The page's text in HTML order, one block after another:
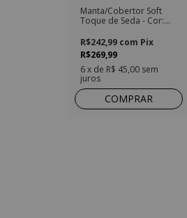
Manta/Cobertor Soft
Toque de Seda - Cor:
R$269,99
R$242,99 com Pix
6x de R$ 45,00 sem
juros
COMPRAR